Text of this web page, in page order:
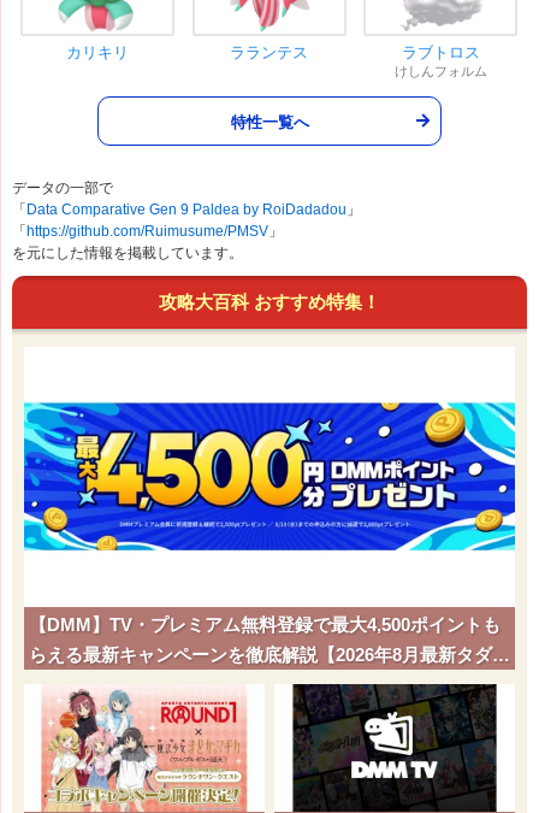
カリキリ ラランテス ラブトロス
けしんフォルム
特性一覧へ
データの一部で
「Data Comparative Gen 9 Paldea by RoiDadadou 」
「https://github.com/Ruimusume/PMSV 」
を元にした情報を掲載しています。
攻略大百科 おすすめ特集！
【DMM】TV・プレミアム無料登録で最大4,500ポイントも
らえる最新キャンペーンを徹底解説【2026年8月最新タダポ
チ】